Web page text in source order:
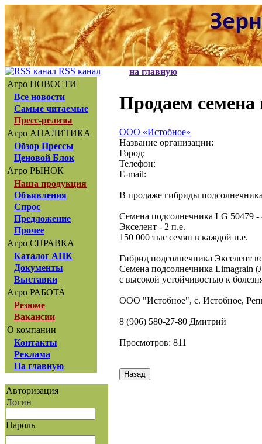
RSS канал
Агро НОВОСТИ
Все новости
Самые читаемые
Пресс-релизы
Агро АНАЛИТИКА
Обзор Прессы
Ценовой Блок
Агро РЫНОК
Наша продукция
Объявления
Спрос
Предложение
Прочее
Агро СПРАВКА
Каталог АПК
Документы
Выставки
Агро РАБОТА
Резюме
Вакансии
О компании
Контакты
Реклама
На главную
Авторизация
Логин
Пароль
на главную
Продаем семена
ООО «Истобное»
Название организации:
Город:
Телефон:
E-mail:
В продаже гибриды
Семена подсолнечника LG 50479 -
Экселент - 2 п.е.
150 000 тыс семян в каждой п.е.
Гибрид подсолнечника Экселент
Семена подсолнечника Limagrain
с высокой устойчивостью к
ООО "Истобное", с. Истобное,
8 (906) 580-27-80 Дмитрий
Просмотров: 811